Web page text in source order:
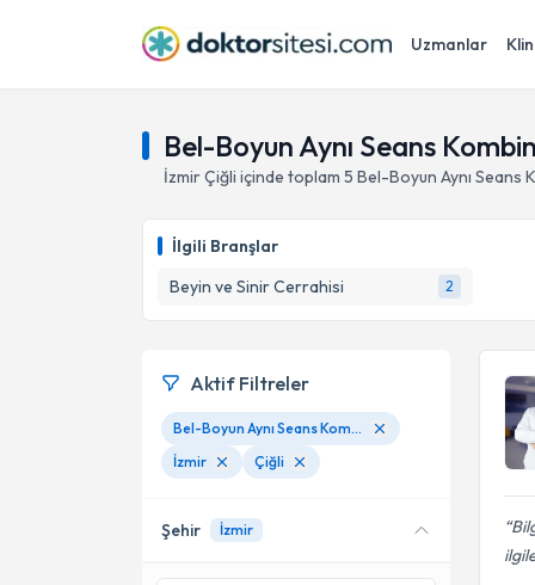
Uzmanlar
Bel-Boyun Aynı Seans
İzmirÇiğli içinde toplam 5 Bel-Boyun Aynı Seans
İlgili Branşlar
Beyin ve Sinir Cerrahisi
2
Aktif Filtreler
Bel-Boyun Aynı Seans Kombine Ameliyatları
İzmir
Çiğli
Şehir İzmir